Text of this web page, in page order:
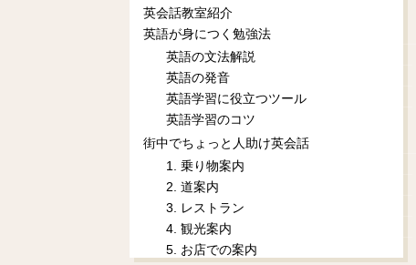
英会話教室紹介
英語が身につく勉強法
英語の文法解説
英語の発音
英語学習に役立つツール
英語学習のコツ
街中でちょっと人助け英会話
1. 乗り物案内
2. 道案内
3. レストラン
4. 観光案内
5. お店での案内